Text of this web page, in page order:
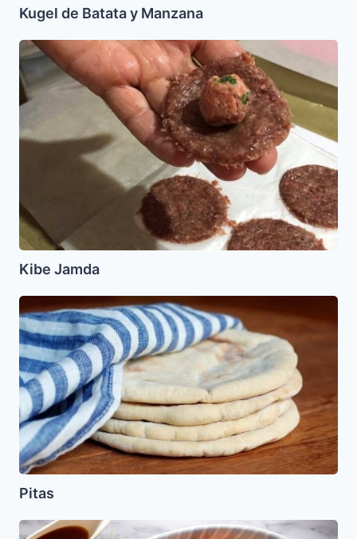
Kugel de Batata y Manzana
Kibe
Jamda
Kibe Jamda
Pitas
Pitas
Brisket